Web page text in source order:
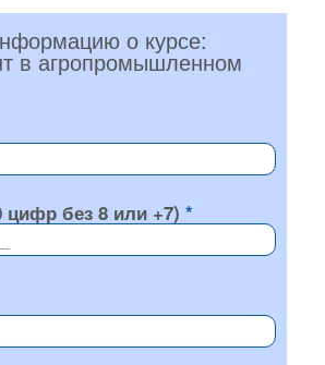
о курсе:
в агропромышленном
цифр без 8 или +7)